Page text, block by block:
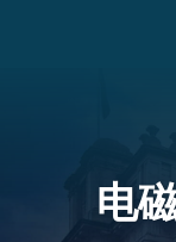
电